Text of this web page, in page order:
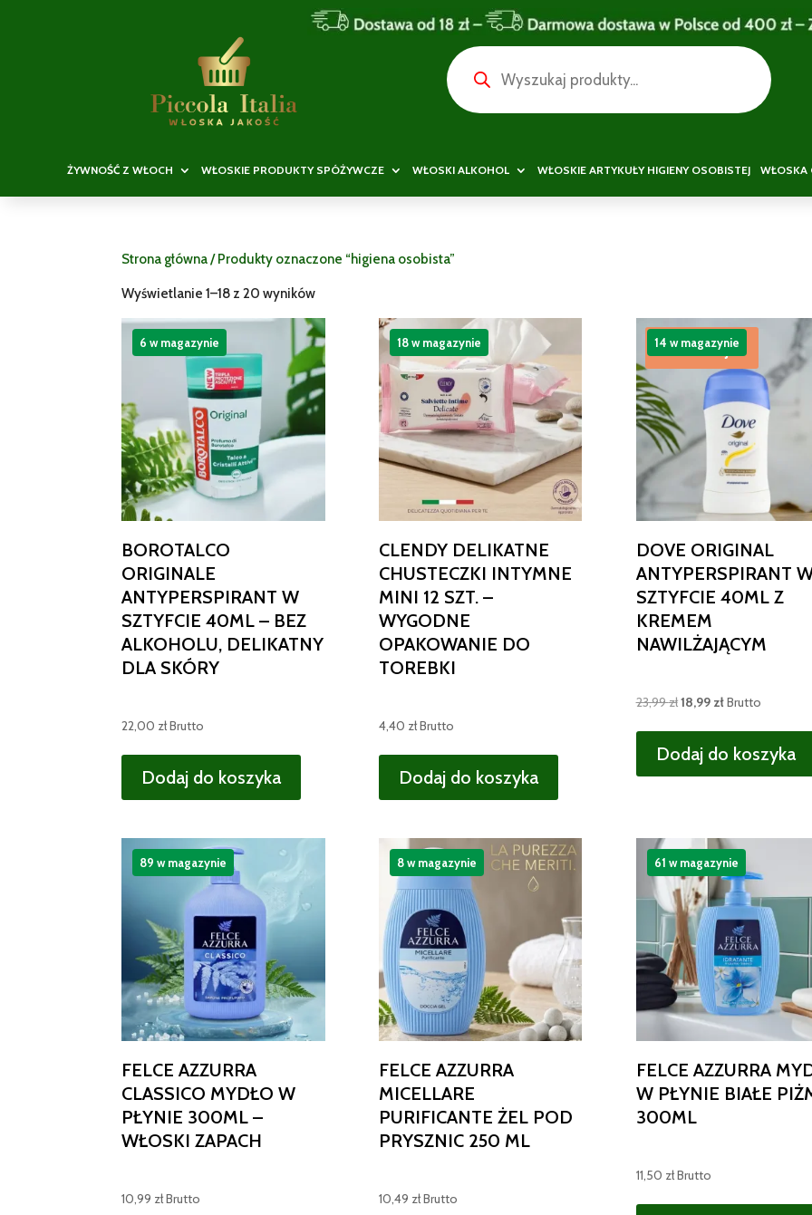
Wyszukiwarka
produktów
ŻYWNOŚĆ Z WŁOCH WŁOSKIE PRODUKTY SPÓŻYWCZE WŁOSKI ALKOHOL WŁOSKIE ARTYKUŁY HIGIENY OSOBISTEJ WŁOSKA
Strona główna/ Produkty oznaczone “higiena osobista”
Wyświetlanie 1–18 z 20 wyników
BOROTALCO
ORIGINALE
ANTYPERSPIRANT W
SZTYFCIE 40ML – BEZ
ALKOHOLU, DELIKATNY
DLA SKÓRY
22,00 złBrutto
Dodaj do koszyka
6 w magazynie
CLENDY DELIKATNE
CHUSTECZKI INTYMNE
MINI 12 SZT. –
WYGODNE
OPAKOWANIE DO
TOREBKI
4,40 złBrutto
Dodaj do koszyka
18 w magazynie Promocja!
DOVE ORIGINAL
ANTYPERSPIRANT
SZTYFCIE 40ML Z
KREMEM
NAWILŻAJĄCYM
23,99złPierwotna
wynosiła:
23,99 zł.
18,99 złAktualna
wynosi:
18,99 zł.
Brutto
Dodaj do koszyka
14 w magazynie
FELCE AZZURRA
CLASSICO MYDŁO W
PŁYNIE 300ML –
WŁOSKI ZAPACH
10,99 złBrutto
89 w magazynie
FELCE AZZURRA
MICELLARE
PURIFICANTE ŻEL POD
PRYSZNIC 250 ML
10,49 złBrutto
8 w magazynie
FELCE AZZURRA
W PŁYNIE BIAŁE
300ML
11,50 złBrutto
61 w magazynie